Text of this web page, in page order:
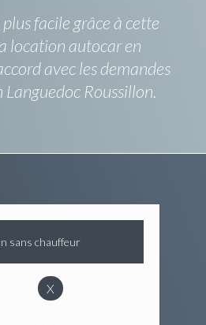
facile grâce à cette
location autocar en
avec les demandes
Roussillon.
sans chauffeur
X